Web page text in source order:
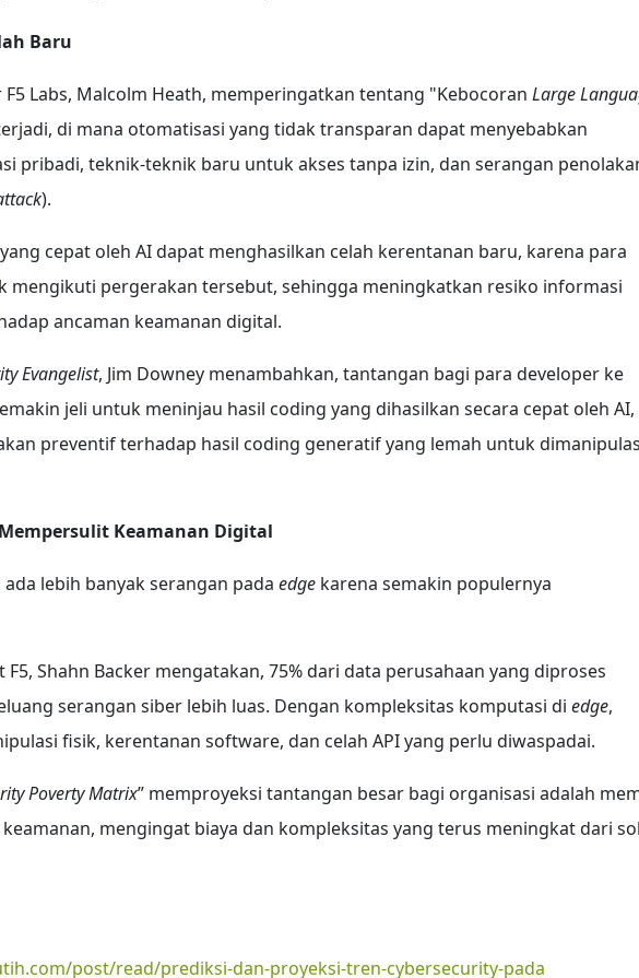
Baru
F5 Labs, Malcolm Heath, memperingatkan tentang "Kebocoran Large
di mana otomatisasi yang tidak transparan dapat menyebabkan
pribadi, teknik-teknik baru untuk akses tanpa izin, dan serangan
).
cepat oleh AI dapat menghasilkan celah kerentanan baru, karena para
mengikuti pergerakan tersebut, sehingga meningkatkan resiko informasi
ancaman keamanan digital.
Evangelist, Jim Downey menambahkan, tantangan bagi para developer ke
jeli untuk meninjau hasil coding yang dihasilkan secara cepat oleh AI,
preventif terhadap hasil coding generatif yang lemah untuk
Keamanan Digital
lebih banyak serangan pada edge karena semakin populernya
Shahn Backer mengatakan, 75% dari data perusahaan yang diproses
serangan siber lebih luas. Dengan kompleksitas komputasi di edge,
fisik, kerentanan software, dan celah API yang perlu diwaspadai.
Poverty Matrix” memproyeksi tantangan besar bagi organisasi adalah
mengingat biaya dan kompleksitas yang terus meningkat dari
post/read/prediksi-dan-proyeksi-tren-cybersecurity-pada